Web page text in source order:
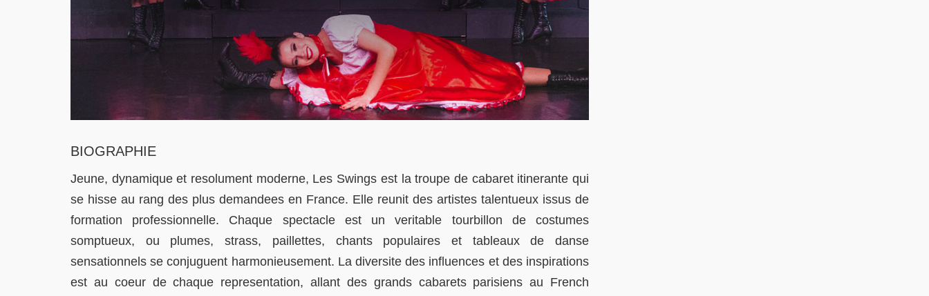
BIOGRAPHIE
Jeune, dynamique et resolument moderne, Les Swings est la troupe de cabaret itinerante qui
se hisse au rang des plus demandees en France. Elle reunit des artistes talentueux issus de
formation professionnelle. Chaque spectacle est un veritable tourbillon de costumes
somptueux, ou plumes, strass, paillettes, chants populaires et tableaux de danse
sensationnels se conjuguent harmonieusement. La diversite des influences et des inspirations
est au coeur de chaque representation, allant des grands cabarets parisiens au French